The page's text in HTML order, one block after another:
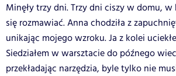
Minęły trzy dni. Trzy dni ciszy w domu, w
się rozmawiać. Anna chodziła z
unikając mojego wzroku. Ja z kolei
Siedziałem w warsztacie do późnego
przekładając narzędzia, byle tylko nie